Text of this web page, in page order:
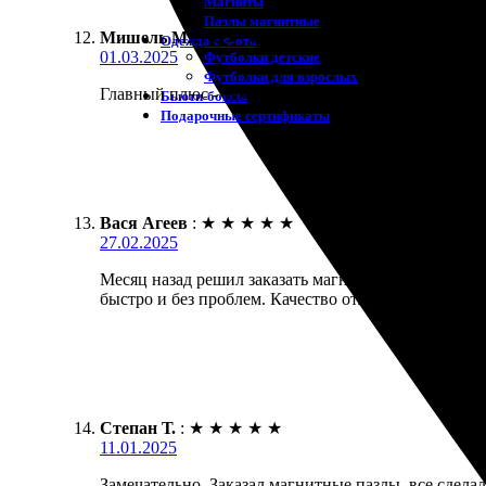
Пазлы магнитные
Одежда с Фото
Футболки детские
Футболки для взрослых
Бьюти-боксы
Подарочные сертификаты
Мишель М. : ★ ★ ★
01.03.2025
Главный плюс - удобный онлайн-сервис для
Вася Агеев : ★ ★ ★ ★ ★
27.02.2025
Месяц назад решил заказать магнитные пазлы.
быстро и без проблем. Качество отличное,
Степан Т. : ★ ★ ★ ★ ★
11.01.2025